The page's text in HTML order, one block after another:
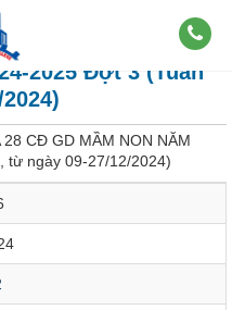
I - KHÓA 28 CĐ GD
2025 Đợt 3 (Tuần
CĐ GD MẦM NON NĂM
từ ngày 09-27/12/2024)